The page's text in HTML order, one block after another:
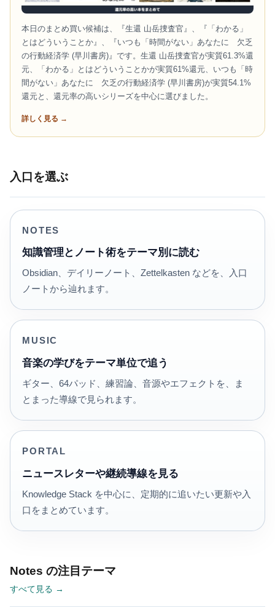
本日のまとめ買い候補は、『生還 山岳捜査官』、『「わかる」
とはどういうことか』、『いつも「時間がない」あなたに 欠乏
の行動経済学 (早川書房)』です。生還 山岳捜査官が実質61.3%還
元、「わかる」とはどういうことかが実質61%還元、いつも「時
間がない」あなたに 欠乏の行動経済学 (早川書房)が実質54.1%
還元と、還元率の高いシリーズを中心に選びました。
詳しく見る →
入口を選ぶ
NOTES
知識管理とノート術をテーマ別に読む
Obsidian、デイリーノート、Zettelkasten などを、入口
ノートから辿れます。
MUSIC
音楽の学びをテーマ単位で追う
ギター、64パッド、練習論、音源やエフェクトを、ま
とまった導線で見られます。
PORTAL
ニュースレターや継続導線を見る
Knowledge Stack を中心に、定期的に追いたい更新や入
口をまとめています。
Notes の注目テーマ
すべて見る →